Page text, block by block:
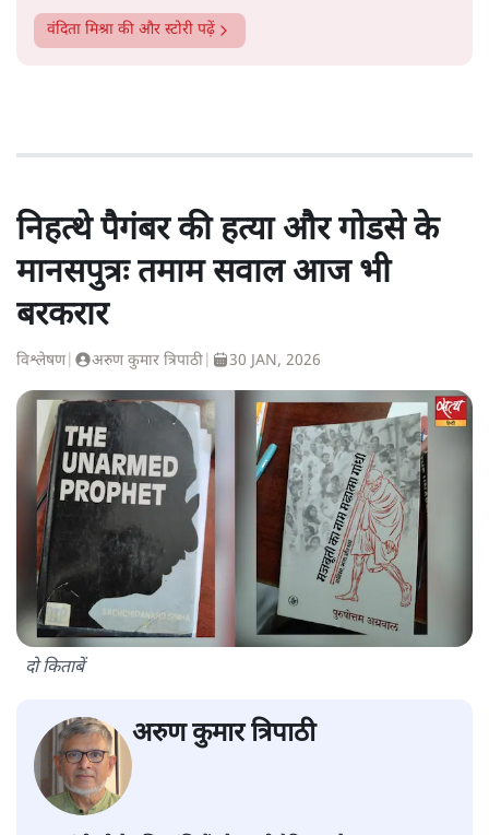
वंदिता मिश्रा की और स्टोरी पढ़ें
निहत्थे पैगंबर की हत्या और गोडसे के
मानसपुत्रः तमाम सवाल आज भी
बरकरार
विश्लेषण| अरुण कुमार त्रिपाठी 30 JAN, 2026
दो किताबें
अरुण कुमार त्रिपाठी